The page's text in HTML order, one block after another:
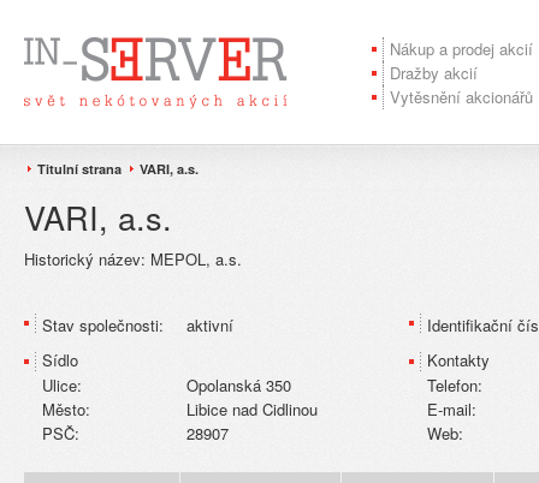
Nákup a prodej akcií
Dražby akcií
Vytěsnění akcionářů
Titulní strana VARI, a.s.
VARI, a.s.
Historický název: MEPOL, a.s.
Stav společnosti:
aktivní
Sídlo
Ulice:
Opolanská 350
Město:
Libice nad Cidlinou
PSČ:
28907
Identifikační
Kontakty
Telefon:
E-mail:
Web: